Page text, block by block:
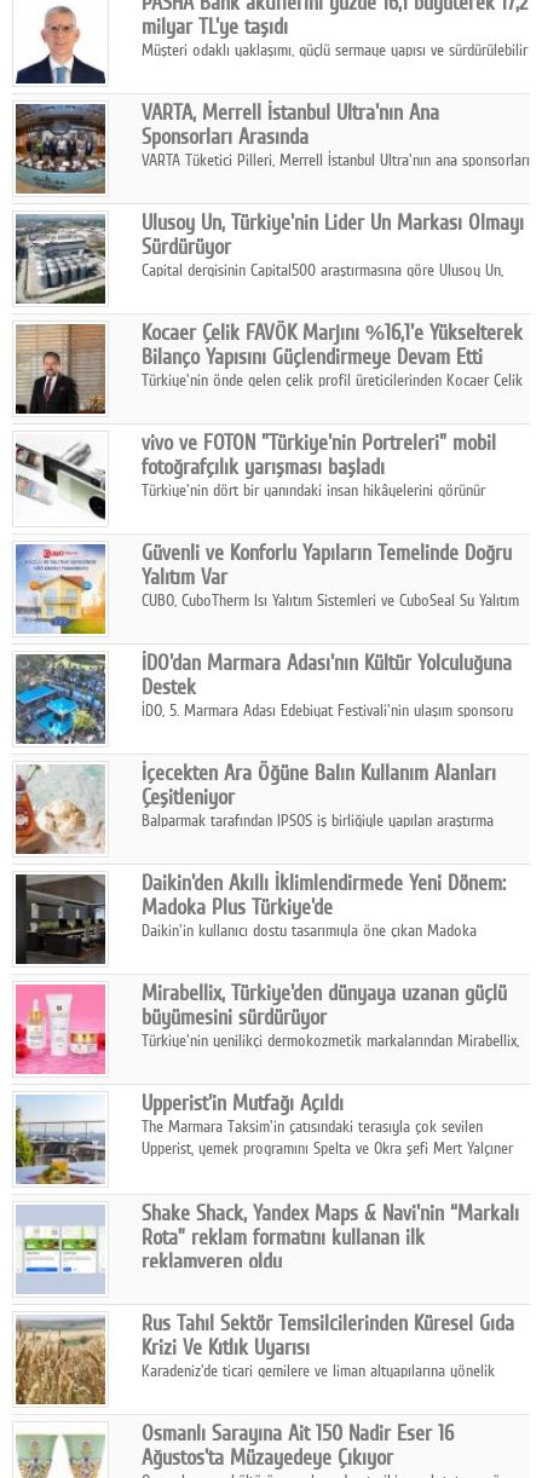
milyar TL'ye taşıdı
Müşteri odaklı yaklaşımı, güçlü sermaye yapısı ve sürdürülebilir
yılının ilk yarısında güçlü finansal performansını korudu.
VARTA, Merrell İstanbul Ultra'nın Ana
Sponsorları Arasında
VARTA Tüketici Pilleri, Merrell İstanbul Ultra'nın ana sponsorları
enerjisine güç katıyor.
Ulusoy Un, Türkiye'nin Lider Un Markası Olmayı
Sürdürüyor
Capital dergisinin Capital500 araştırmasına göre Ulusoy Un,
hasılatıyla Türkiye'nin en büyük 83. firması oldu.
Kocaer Çelik FAVÖK Marjını %16,1'e Yükselterek
Bilanço Yapısını Güçlendirmeye Devam Etti
Türkiye'nin önde gelen çelik profil üreticilerinden Kocaer Çelik
Çelik FAVÖK Marjını %16,1'e yükseltti.
vivo ve FOTON "Türkiye'nin Portreleri" mobil
fotoğrafçılık yarışması başladı
Türkiye'nin dört bir yanındaki insan hikâyelerini görünür
insanını, kültürünü ve yaşamını portre fotoğraflarıyla
anlatmaya davet ediyor.
Güvenli ve Konforlu Yapıların Temelinde Doğru
Yalıtım Var
CUBO, CuboTherm Isı Yalıtım Sistemleri ve CuboSeal Su Yalıtım
ve sürdürülebilir çözümler sunuyor.
İDO'dan Marmara Adası'nın Kültür Yolculuğuna
Destek
İDO, 5. Marmara Adası Edebiyat Festivali'nin ulaşım sponsoru
ettiriyor.
İçecekten Ara Öğüne Balın Kullanım Alanları
Çeşitleniyor
Balparmak tarafından IPSOS iş birliğiyle yapılan araştırma
ıhlamur gibi içeceklerde tercih ettiğini ortaya koyuyor.
Daikin'den Akıllı İklimlendirmede Yeni Dönem:
Madoka Plus Türkiye'de
Daikin'in kullanıcı dostu tasarımıyla öne çıkan Madoka
kontrol ünitesi Madoka Plus Türkiye'de satışa sunuldu.
Mirabellix, Türkiye'den dünyaya uzanan güçlü
büyümesini sürdürüyor
Türkiye'nin yenilikçi dermokozmetik markalarından Mirabellix,
ürünleriyle hem yurt içinde hem de uluslararası pazarlarda
büyümesini sürdürüyor.
Upperist'in Mutfağı Açıldı
The Marmara Taksim'in çatısındaki terasıyla çok sevilen
Upperist, yemek programını Spelta ve Okra şefi Mert Yalçıner
Shake Shack, Yandex Maps & Navi'nin “Markalı
Rota” reklam formatını kullanan ilk
reklamveren oldu
artırmak amacıyla Cereyan Medya ve Yandex Ads iş birliğiyle
Yandex Maps & Navi'nin yeni "Markalı Rota" reklam formatını
kullanan ilk marka oldu.
Rus Tahıl Sektör Temsilcilerinden Küresel Gıda
Krizi Ve Kıtlık Uyarısı
Karadeniz'de ticari gemilere ve liman altyapılarına yönelik
geçirdi.
Osmanlı Sarayına Ait 150 Nadir Eser 16
Ağustos'ta Müzayedeye Çıkıyor